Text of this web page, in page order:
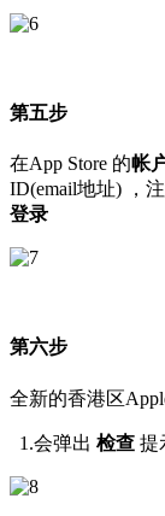
第五步
在App Store 的帐
ID(email地址) ，
登录
第六步
全新的香港区
1.会弹出 检查 提